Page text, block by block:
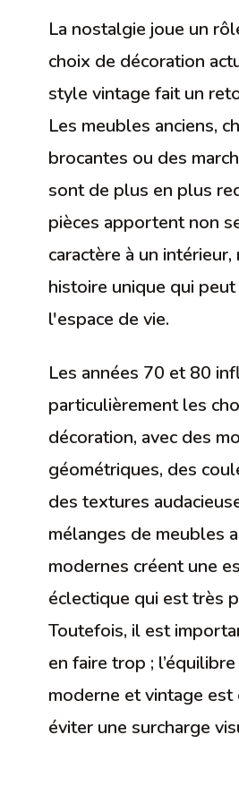
La nostalgie joue un
choix de décoration
style vintage fait un
Les meubles anciens,
brocantes ou des
sont de plus en plus
pièces apportent non
caractère à un intérieur,
histoire unique qui
l'espace de vie.
Les années 70 et 80
particulièrement les
décoration, avec des
géométriques, des
des textures
mélanges de meubles
modernes créent une
éclectique qui est très
Toutefois, il est
en faire trop ;
moderne et vintage
éviter une surcharge